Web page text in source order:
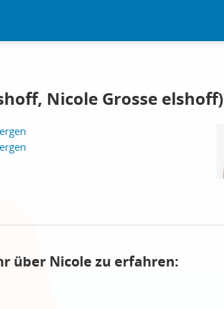
Nicole Grosse elshoff)
über Nicole zu erfahren: